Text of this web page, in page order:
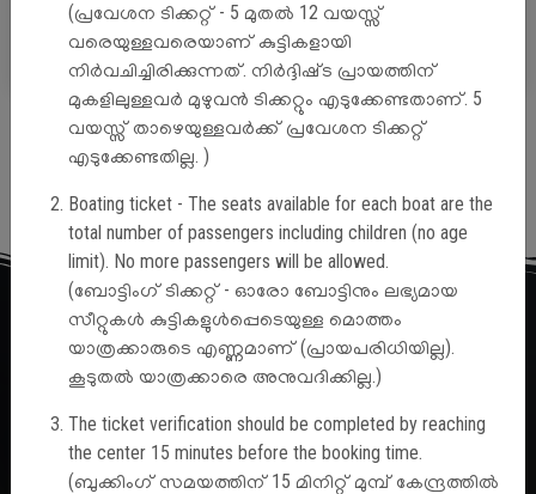
Search
Cart Empty
(പ്രവേശന ടിക്കറ്റ് - 5 മുതൽ 12 വയസ്സ്
വരെയുള്ളവരെയാണ് കുട്ടികളായി
നിർവചിച്ചിരിക്കുന്നത്. നിർദ്ദിഷ്‌ട പ്രായത്തിന്
മുകളിലുള്ളവർ മുഴുവൻ ടിക്കറ്റും എടുക്കേണ്ടതാണ്. 5
വയസ്സ് താഴെയുള്ളവർക്ക് പ്രവേശന ടിക്കറ്റ്
എടുക്കേണ്ടതില്ല. )
Boating ticket - The seats available for each boat are the
total number of passengers including children (no age
limit). No more passengers will be allowed.
(ബോട്ടിംഗ് ടിക്കറ്റ് - ഓരോ ബോട്ടിനും ലഭ്യമായ
സീറ്റുകൾ കുട്ടികളുൾപ്പെടെയുള്ള മൊത്തം
യാത്രക്കാരുടെ എണ്ണമാണ് (പ്രായപരിധിയില്ല).
കൂടുതൽ യാത്രക്കാരെ അനുവദിക്കില്ല.)
The ticket verification should be completed by reaching
the center 15 minutes before the booking time.
(ബുക്കിംഗ് സമയത്തിന് 15 മിനിറ്റ് മുമ്പ് കേന്ദ്രത്തിൽ
Address
Thiruvananthapuram,
Kerala, India, PIN - 695004